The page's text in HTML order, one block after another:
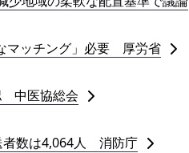
マッチング」必要 厚労省
中医協総会
者数は4,064人 消防庁